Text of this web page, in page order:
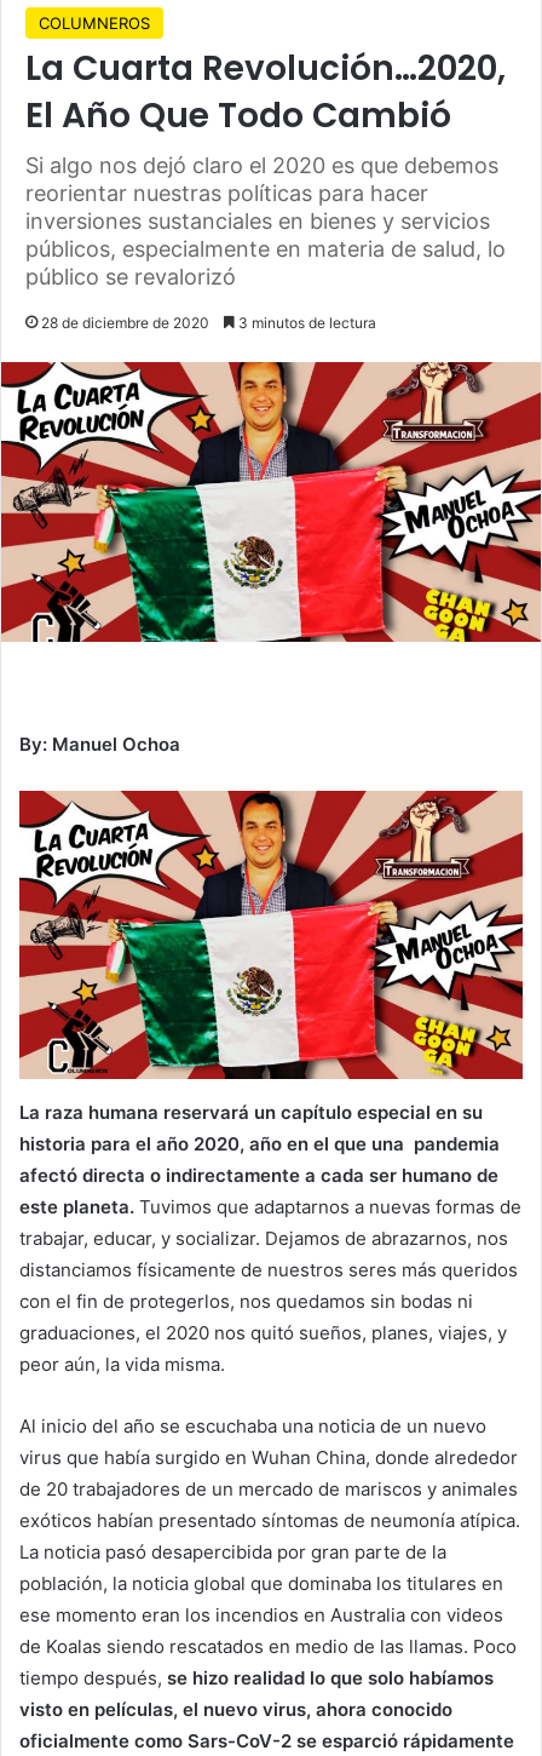
COLUMNEROS
La Cuarta Revolución…2020,
El Año Que Todo Cambió
Si algo nos dejó claro el 2020 es que debemos
reorientar nuestras políticas para hacer
inversiones sustanciales en bienes y servicios
públicos, especialmente en materia de salud, lo
público se revalorizó
28 de diciembre de 2020 3 minutos de lectura
By: Manuel Ochoa
La raza humana reservará un capítulo especial en su
historia para el año 2020, año en el que una pandemia
afectó directa o indirectamente a cada ser humano de
este planeta. Tuvimos que adaptarnos a nuevas formas de
trabajar, educar, y socializar. Dejamos de abrazarnos, nos
distanciamos físicamente de nuestros seres más queridos
con el fin de protegerlos, nos quedamos sin bodas ni
graduaciones, el 2020 nos quitó sueños, planes, viajes, y
peor aún, la vida misma.
Al inicio del año se escuchaba una noticia de un nuevo
virus que había surgido en Wuhan China, donde alrededor
de 20 trabajadores de un mercado de mariscos y animales
exóticos habían presentado síntomas de neumonía atípica.
La noticia pasó desapercibida por gran parte de la
población, la noticia global que dominaba los titulares en
ese momento eran los incendios en Australia con videos
de Koalas siendo rescatados en medio de las llamas. Poco
tiempo después, se hizo realidad lo que solo habíamos
visto en películas, el nuevo virus, ahora conocido
oficialmente como Sars-CoV-2 se esparció rápidamente